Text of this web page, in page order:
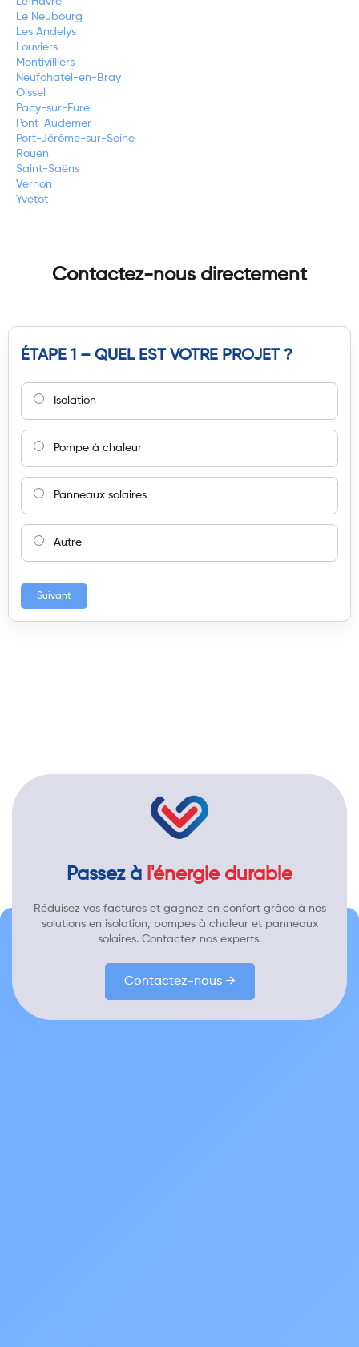
Le Neubourg
Les Andelys
Louviers
Montivilliers
Neufchatel-en-Bray
Oissel
Pacy-sur-Eure
Pont-Audemer
Port-Jérôme-sur-Seine
Rouen
Saint-Saëns
Vernon
Yvetot
Contactez-nous directement
ÉTAPE 1 – QUEL EST VOTRE PROJET ?
Isolation
Pompe à chaleur
Panneaux solaires
Autre
Suivant
Passez à l'énergie durable
Réduisez vos factures et gagnez en confort grâce à nos
solutions en isolation, pompes à chaleur et panneaux
solaires. Contactez nos experts.
Contactez-nous →